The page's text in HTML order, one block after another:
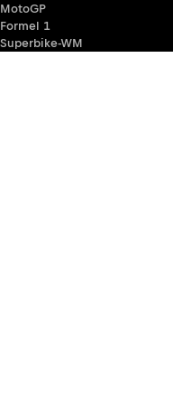
MotoGP
Formel 1
Superbike-WM